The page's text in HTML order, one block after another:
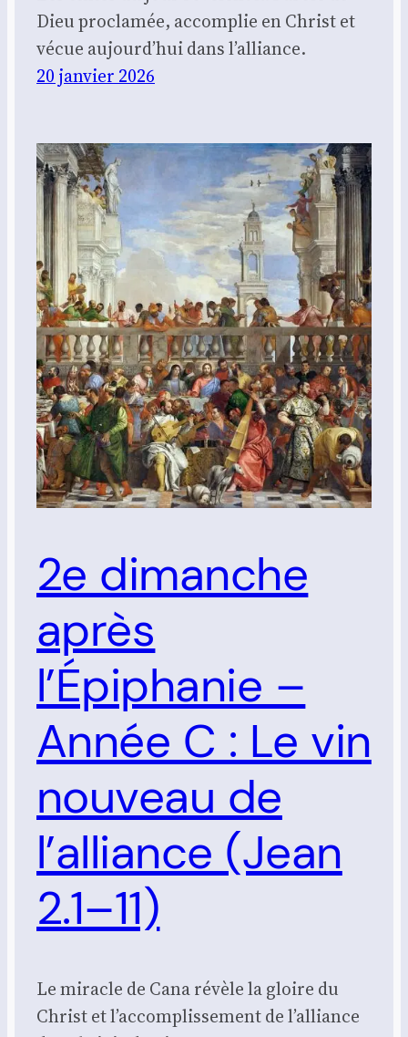
Dieu proclamée, accomplie en Christ et
vécue aujourd’hui dans l’alliance.
20 janvier 2026
2e dimanche
après
l’Épiphanie –
Année C : Le vin
nouveau de
l’alliance (Jean
2.1–11)
Le miracle de Cana révèle la gloire du
Christ et l’accomplissement de l’alliance